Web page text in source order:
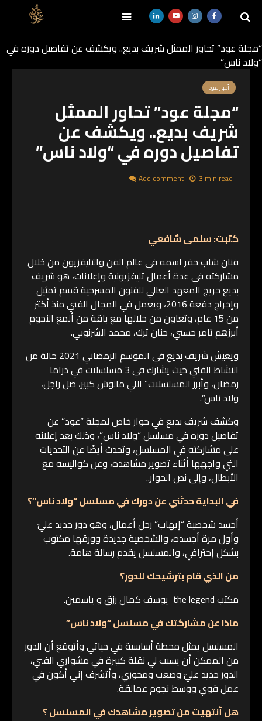
“مجلة عود” تحاور الممثل شريف بديع.. ويكشف عن تفاصيل دوره في
“ولاد ناس”
أخبار عود
“مجلة عود” تحاور الممثل
شريف بديع.. ويكشف عن
تفاصيل دوره في “ولاد ناس”
3 min read
Add comment
كتبت: سلمى شافعي
فنان شاب حفر اسمه في عالم الفن والتليفزيون من خلال
مشاركته في عدة أعمال تليفزيونية وإعلانات، هو شريف
بديع خريج المعهد العالي للفنون المسرحية قسم تمثيل
وإخراج دفعة 2016، ويعمل في المجال الفني منذ أكثر
من 15 عام، وتعاون من خلالها مع باقة من ألمع النجوم
أبرزهم تامر حسني، حنان ترك، محمد الشرنوبي.
ويعيش شريف بديع في الموسم الرمضاني 2021 حالة من
النشاط الفني حيث يشارك في 3 مسلسلات في دراما
رمضان، وأبرز المسلسلات” اللي مالوش كبير، ضل راجل،
ولاد ناس”.
وكشف شريف بديع في حوار خاص لمجلة “عود” عن
تفاصيل دوره في مسلسل “ولاد ناس”، وذلك بعد إعلانه
على مشاركته في المسلسل، وتحدث أيضًا عن التحديات
التي واجهها أثناء تصوير مشاهده، وعن كواليسه مع
الأبطال، وإلى نص الحوار..
في البداية حدثني عن دورك في مسلسل “ولاد ناس”؟
أجسد شخصية “إيهاب” رجل أعمال، وهو دور جديد عليّ
وأول مرة أجسده، والشخصية جديدة وورقها مكتوب
بشكل إحترافي، والمسلسل يقدم رسالة هامة.
من الذي قام بترشيحك للدور؟
مكتب the legend يوسف كمال رزق و ياسمين.
ماذا عن مشاركتك في مسلسل “ولاد ناس”
المسلسل يمثل محطة أساسية في حياتي وأتوقع أن الدور
من الممكن أن يسبب لي نقلة كبيرة في مشواري الفني،
الدور جديد عليّ وصعب ومحوري، وأتشرف إني أكون في
عمل قوي ووسط نجوم عمالقة.
هل أنتهيت من تصوير مشاهدك في المسلسل ؟